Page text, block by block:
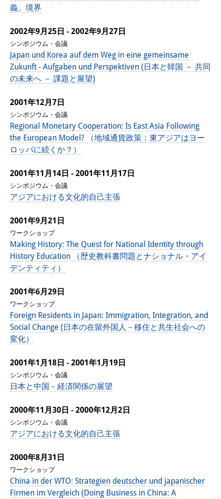
義、境界
2002年9月25日 - 2002年9月27日
シンポジウム・会議
Japan und Korea auf dem Weg in eine gemeinsame
Zukunft - Aufgaben und Perspektiven (日本と韓国 － 共同
の未来へ － 課題と展望)
2001年12月7日
シンポジウム・会議
Regional Monetary Cooperation: Is East Asia Following
the European Model? （地域通貨政策：東アジアはヨー
ロッパに続くか？）
2001年11月14日 - 2001年11月17日
シンポジウム・会議
アジアにおける文化的自己主張
2001年9月21日
ワークショップ
Making History: The Quest for National Identity through
History Education （歴史教科書問題とナショナル・アイ
デンティティ）
2001年6月29日
ワークショップ
Foreign Residents in Japan: Immigration, Integration, and
Social Change (日本の在留外国人－移住と共生社会への
変化）
2001年1月18日 - 2001年1月19日
シンポジウム・会議
日本と中国－経済関係の展望
2000年11月30日 - 2000年12月2日
シンポジウム・会議
アジアにおける文化的自己主張
2000年8月31日
ワークショップ
China in der WTO: Strategien deutscher und japanischer
Firmen im Vergleich (Doing Business in China: A